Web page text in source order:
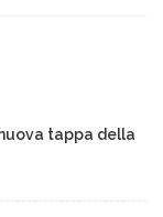
tappa della